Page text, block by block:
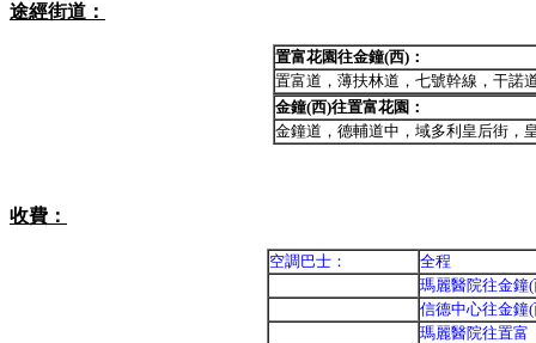
途經街道：
置富花園往金鐘(西)：
置富道，薄扶林道，七號幹線，干諾
金鐘(西)往置富花園：
金鐘道，德輔道中，域多利皇后街，
收費：
空調巴士：
全程
瑪麗醫院往金鐘
信德中心往金鐘
瑪麗醫院往置富